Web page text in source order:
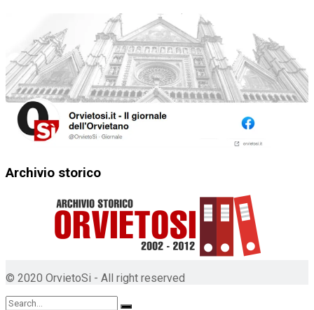
Archivio storico
© 2020 OrvietoSi - All right reserved